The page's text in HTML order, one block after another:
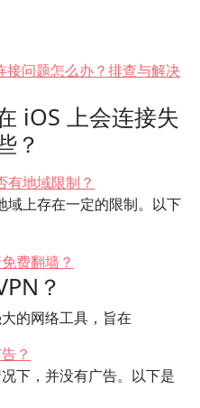
问题怎么办？排查与解决
iOS 上会连接失
？
地域限制？
上存在一定的限制。以下
费翻墙？
？
的网络工具，旨在
？
下，并没有广告。以下是